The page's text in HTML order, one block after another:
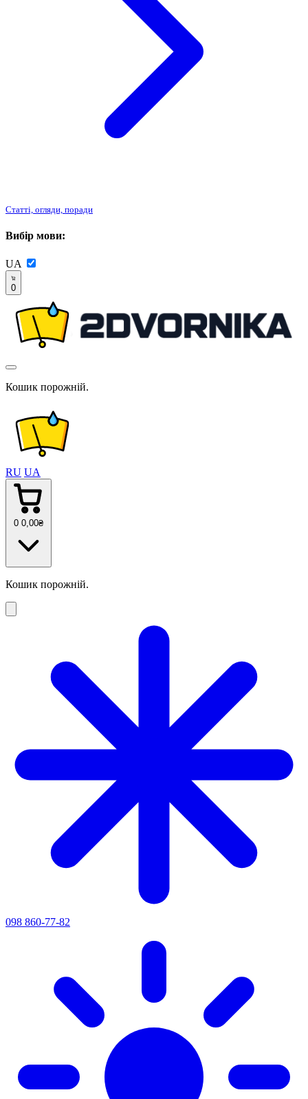
Статті, огляди, поради
Вибір мови:
UA
0
Кошик порожній.
RU UA
0 0 ,00₴
Кошик порожній.
098 860-77-82